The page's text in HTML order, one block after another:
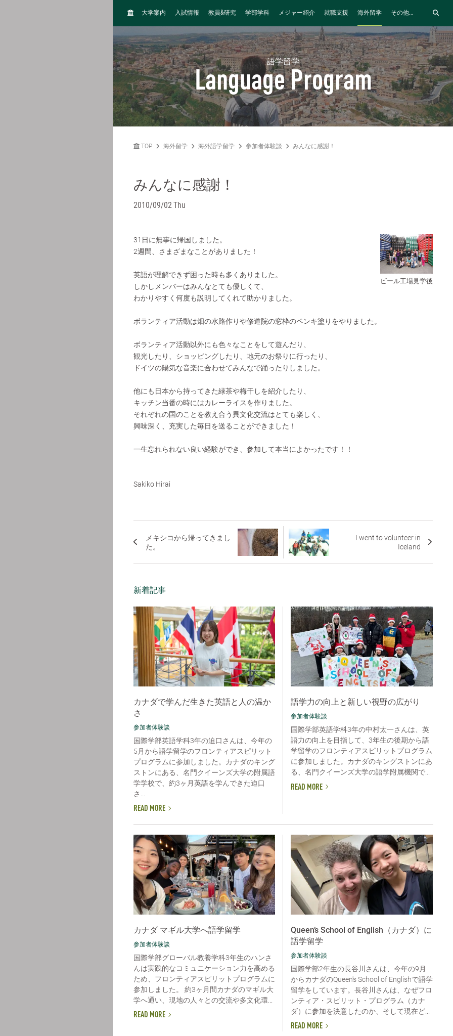
H
E
大学案内 入試情報 教員&研究 学部学科 メジャー紹介 就職支援 海外留学 その他...
語学留学
Language Program
TOP 海外留学 海外語学留学 参加者体験談 みんなに感謝！
みんなに感謝！
2010/09/02 Thu
ビール工場見学後
31日に無事に帰国しました。
2週間、さまざまなことがありました！
英語が理解できず困った時も多くありました。
しかしメンバーはみんなとても優しくて、
わかりやすく何度も説明してくれて助かりました。
ボランティア活動は畑の水路作りや修道院の窓枠のペンキ塗りをやりました。
ボランティア活動以外にも色々なことをして遊んだり、
観光したり、ショッピングしたり、地元のお祭りに行ったり、
ドイツの陽気な音楽に合わせてみんなで踊ったりしました。
他にも日本から持ってきた緑茶や梅干しを紹介したり、
キッチン当番の時にはカレーライスを作りました。
それぞれの国のことを教え合う異文化交流はとても楽しく、
興味深く、充実した毎日を送ることができました！
一生忘れられない良い経験ができ、参加して本当によかったです！！
Sakiko Hirai
メキシコから帰ってきまし
た。
I went to volunteer in
Iceland
新着記事
カナダで学んだ生きた英語と人の温か
さ
参加者体験談
国際学部英語学科3年の迫口さんは、今年の
5月から語学留学のフロンティアスピリット
プログラムに参加しました。カナダのキング
ストンにある、名門クイーンズ大学の附属語
学学校で、約3ヶ月英語を学んできた迫口
さ...
READ MORE
語学力の向上と新しい視野の広がり
参加者体験談
国際学部英語学科3年の中村太一さんは、英
語力の向上を目指して、3年生の後期から語
学留学のフロンティアスピリットプログラム
に参加しました。カナダのキングストンにあ
る、名門クイーンズ大学の語学附属機関で...
READ MORE
カナダ マギル大学へ語学留学
参加者体験談
国際学部グローバル教養学科3年生のハンさ
んは実践的なコミュニケーション力を高める
ため、フロンティアスピリットプログラムに
参加しました。 約3ヶ月間カナダのマギル大
学へ通い、現地の人々との交流や多文化環...
READ MORE
Queen’s School of English（カナダ）に
語学留学
参加者体験談
国際学部2年生の長谷川さんは、今年の9月
からカナダのQueen's School of Englishで語学
留学をしています。長谷川さんは、なぜフロ
ンティア・スピリット・プログラム（カナ
ダ）に参加を決意したのか、そして現在ど...
READ MORE